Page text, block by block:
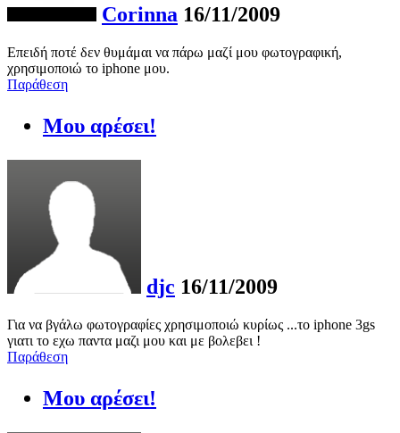
Corinna 16/11/2009
Επειδή ποτέ δεν θυμάμαι να πάρω μαζί μου φωτογραφική,
χρησιμοποιώ το iphone μου.
Παράθεση
Μου αρέσει!
djc 16/11/2009
Για να βγάλω φωτογραφίες χρησιμοποιώ κυρίως ...το iphone 3gs
γιατι το εχω παντα μαζι μου και με βολεβει !
Παράθεση
Μου αρέσει!